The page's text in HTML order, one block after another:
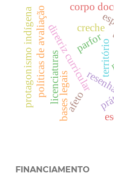
território
diretriz curricular
políticas de avaliação
protagonismo indígena corpo
licenciaturas
parfor
creche
bases legaisafeto
FINANCIAMENTO